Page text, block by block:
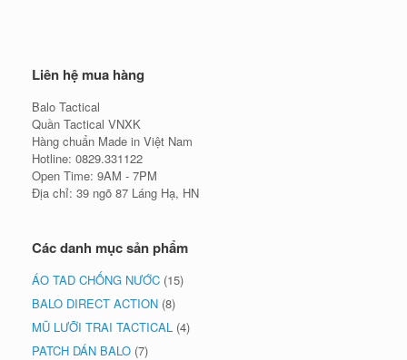
Liên hệ mua hàng
Balo Tactical
Quần Tactical VNXK
Hàng chuẩn Made in Việt Nam
Hotline: 0829.331122
Open Time: 9AM - 7PM
Địa chỉ: 39 ngõ 87 Láng Hạ, HN
Các danh mục sản phẩm
ÁO TAD CHỐNG NƯỚC (15)
BALO DIRECT ACTION (8)
MŨ LƯỠI TRAI TACTICAL (4)
PATCH DÁN BALO (7)